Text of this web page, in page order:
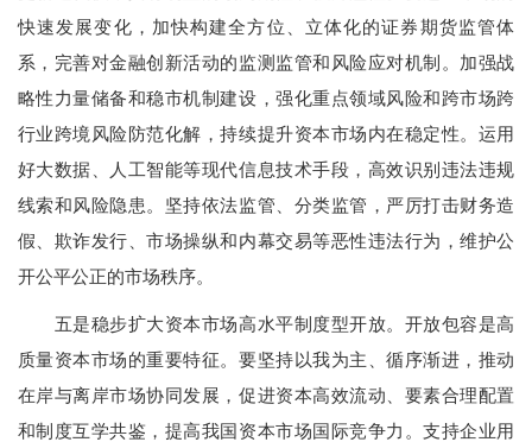
快速发展变化，加快构建全方位、立体化的证券期货监管体
系，完善对金融创新活动的监测监管和风险应对机制。加强战
略性力量储备和稳市机制建设，强化重点领域风险和跨市场跨
行业跨境风险防范化解，持续提升资本市场内在稳定性。运用
好大数据、人工智能等现代信息技术手段，高效识别违法违规
线索和风险隐患。坚持依法监管、分类监管，严厉打击财务造
假、欺诈发行、市场操纵和内幕交易等恶性违法行为，维护公
开公平公正的市场秩序。
五是稳步扩大资本市场高水平制度型开放。开放包容是高
质量资本市场的重要特征。要坚持以我为主、循序渐进，推动
在岸与离岸市场协同发展，促进资本高效流动、要素合理配置
和制度互学共鉴，提高我国资本市场国际竞争力。支持企业用